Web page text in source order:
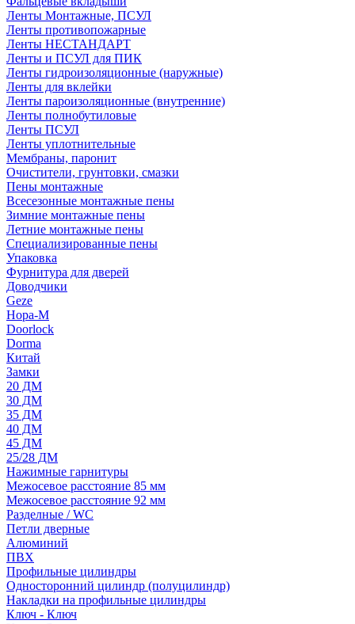
Ленты Монтажные, ПСУЛ
Ленты противопожарные
Ленты НЕСТАНДАРТ
Ленты и ПСУЛ для ПИК
Ленты гидроизоляционные (наружные)
Ленты для вклейки
Ленты пароизоляционные (внутренние)
Ленты полнобутиловые
Ленты ПСУЛ
Ленты уплотнительные
Мембраны, паронит
Очистители, грунтовки, смазки
Пены монтажные
Всесезонные монтажные пены
Зимние монтажные пены
Летние монтажные пены
Специализированные пены
Упаковка
Фурнитура для дверей
Доводчики
Geze
Нора-М
Doorlock
Dorma
Китай
Замки
20 ДМ
30 ДМ
35 ДМ
40 ДМ
45 ДМ
25/28 ДМ
Нажимные гарнитуры
Межосевое расстояние 85 мм
Межосевое расстояние 92 мм
Разделные / WC
Петли дверные
Алюминий
ПВХ
Профильные цилиндры
Односторонний цилиндр (полуцилиндр)
Накладки на профильные цилиндры
Ключ - Ключ